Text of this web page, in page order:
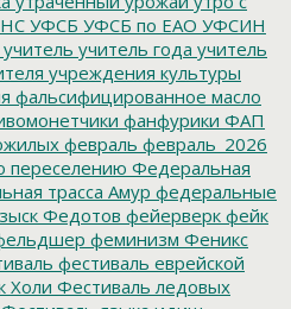
УФСБ УФСБ по ЕАО УФСИН
учитель учитель года учитель
учреждения культуры
фальсифицированное масло
фанфурики ФАП
февраль февраль_2026
переселению Федеральная
трасса Амур федеральные
Федотов фейерверк фейк
феминизм Феникс
фестиваль еврейской
Холи Фестиваль ледовых